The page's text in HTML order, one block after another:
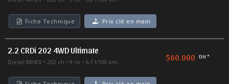
Fiche Technique Prix clé en main
2.2 CRDi 202 4WD Ultimate
Diesel MHEV 202 ch 9 cv 6,1 l/100 km 560.000 DH *